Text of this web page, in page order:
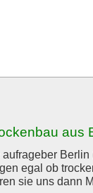
aus
Berlin
egal ob
sie uns dann